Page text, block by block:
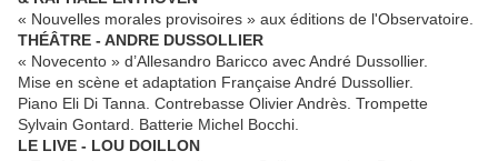
« Nouvelles morales provisoires » aux éditions de l'Observatoire.
THÉÂTRE - ANDRE DUSSOLLIER
« Novecento » d’Allesandro Baricco avec André Dussollier.
Mise en scène et adaptation Française André Dussollier.
Piano Eli Di Tanna. Contrebasse Olivier Andrès. Trompette
Sylvain Gontard. Batterie Michel Bocchi.
LE LIVE - LOU DOILLON